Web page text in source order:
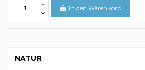
In den Warenkorb
NATUR